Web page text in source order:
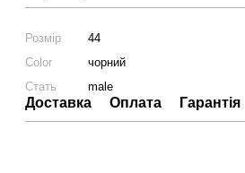
Розмір
44
Color
чорний
Стать
male
Доставка Оплата Гарантія